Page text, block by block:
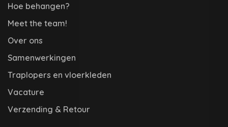
Hoe behangen?
Meet the team!
Over ons
Samenwerkingen
Traplopers en vloerkleden
Vacature
Verzending & Retour